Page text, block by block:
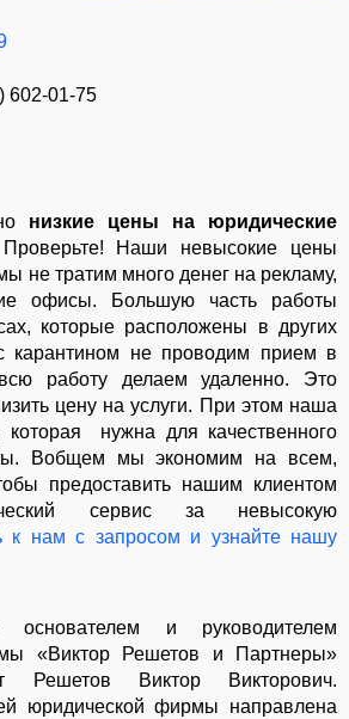
602-01-75
низкие цены на юридические
Наши невысокие цены
не тратим много денег на рекламу,
офисы. Большую часть работы
которые расположены в других
карантином не проводим прием в
работу делаем удаленно. Это
цену на услуги. При этом наша
нужна для качественного
Вобщем мы экономим на всем,
предоставить нашим клиентом
сервис за невысокую
к нам с запросом и узнайте нашу
и руководителем
«Виктор Решетов и Партнеры»
Решетов Виктор Викторович.
юридической фирмы направлена